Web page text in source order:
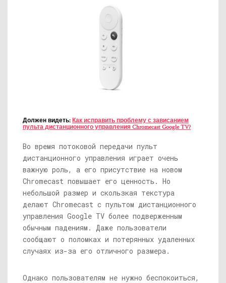
Должен видеть: Как исправить проблему с зависанием
пульта дистанционного управления Chromecast Google TV?
Во время потоковой передачи пульт
дистанционного управления играет очень
важную роль, а его присутствие на новом
Chromecast повышает его ценность. Но
небольшой размер и скользкая текстура
делают Chromecast с пультом дистанционного
управления Google TV более подверженным
обычным падениям. Даже пользователи
сообщают о поломках и потерянных удаленных
случаях из-за его отличного размера.
Однако пользователям не нужно беспокоиться,